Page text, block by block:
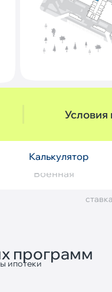
Условия
Калькулятор
Военная
cтавка
программ
ипотеки